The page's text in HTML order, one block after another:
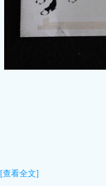
[查看全文]